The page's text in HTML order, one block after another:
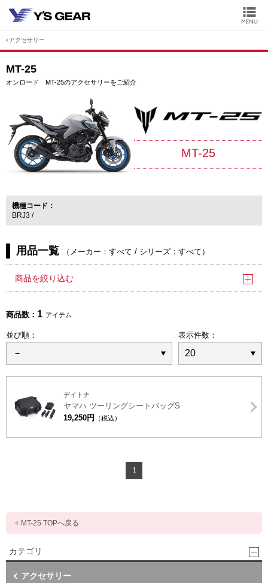
アクセサリー
MT-25
オンロード MT-25のアクセサリーをご紹介
MT-25
機種コード
BRJ3
用品一覧 （ メーカー：すべて / シリーズ：すべて ）
商品を絞り込む
商品数： 1 アイテム
並び順： 表示件数：
デイトナ
ヤマハ ツーリングシートバッグS
19,250円
（税込）
1
MT-25 TOPへ戻る
カテゴリ
アクセサリー